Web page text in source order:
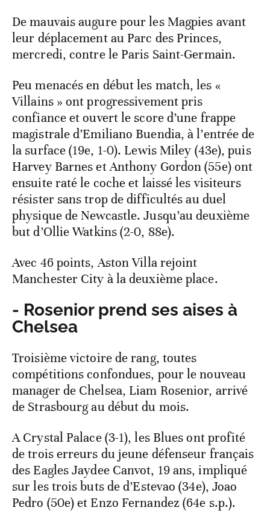
De mauvais augure pour les Magpies avant
leur déplacement au Parc des Princes,
mercredi, contre le Paris Saint-Germain.
Peu menacés en début les match, les «
Villains » ont progressivement pris
confiance et ouvert le score d’une frappe
magistrale d’Emiliano Buendia, à l’entrée de
la surface (19e, 1-0). Lewis Miley (43e), puis
Harvey Barnes et Anthony Gordon (55e) ont
ensuite raté le coche et laissé les visiteurs
résister sans trop de difficultés au duel
physique de Newcastle. Jusqu’au deuxième
but d’Ollie Watkins (2-0, 88e).
Avec 46 points, Aston Villa rejoint
Manchester City à la deuxième place.
- Rosenior prend ses aises à
Chelsea
Troisième victoire de rang, toutes
compétitions confondues, pour le nouveau
manager de Chelsea, Liam Rosenior, arrivé
de Strasbourg au début du mois.
A Crystal Palace (3-1), les Blues ont profité
de trois erreurs du jeune défenseur français
des Eagles Jaydee Canvot, 19 ans, impliqué
sur les trois buts de d’Estevao (34e), Joao
Pedro (50e) et Enzo Fernandez (64e s.p.).